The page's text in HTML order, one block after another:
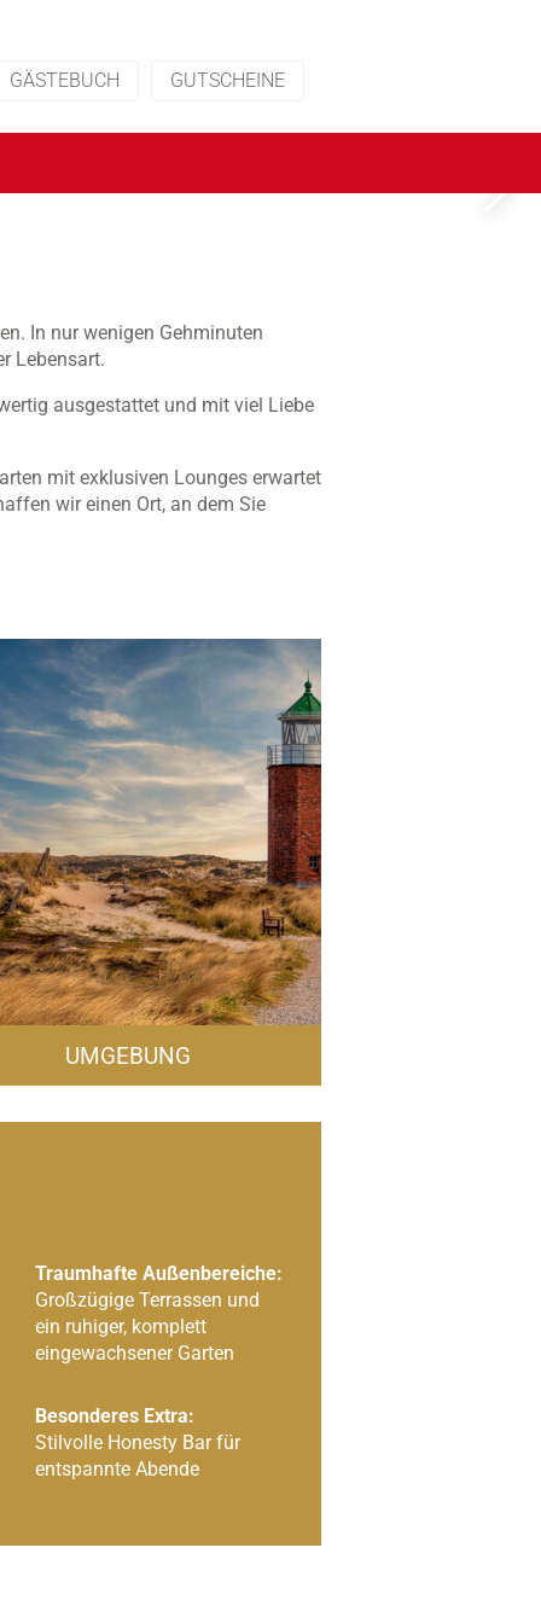
GUTSCHEINE
GÄSTEBUCH
In nur wenigen Gehminuten
Lebensart.
ausgestattet und mit viel Liebe
mit exklusiven Lounges erwartet
wir einen Ort, an dem Sie
UMGEBUNG
Traumhafte Außenbereiche:
Großzügige Terrassen und
ein ruhiger, komplett
eingewachsener Garten
Besonderes Extra:
Stilvolle Honesty Bar für
entspannte Abende